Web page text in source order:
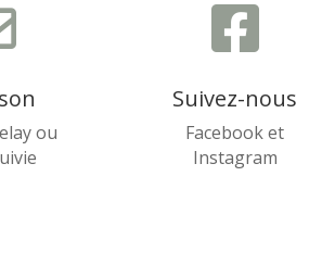
ou

Suivez-nous
Facebook et
Instagram